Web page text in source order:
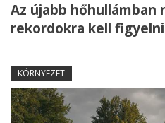
Az újabb hőhullámban
rekordokra kell figyelni
KÖRNYEZET